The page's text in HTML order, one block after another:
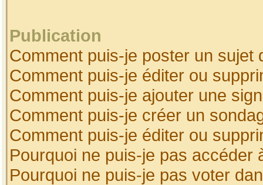
Publication
Comment puis-je poster un sujet
Comment puis-je éditer ou
Comment puis-je ajouter une
Comment puis-je créer un
Comment puis-je éditer ou
Pourquoi ne puis-je pas accéder
Pourquoi ne puis-je pas voter